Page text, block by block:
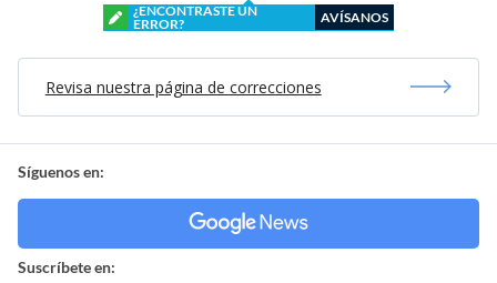
¿ENCONTRASTE UN
ERROR?
AVÍSANOS
Revisa nuestra página de correcciones
Síguenos en:
Suscríbete en: